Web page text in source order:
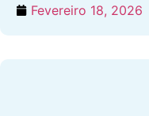
Fevereiro 18, 2026